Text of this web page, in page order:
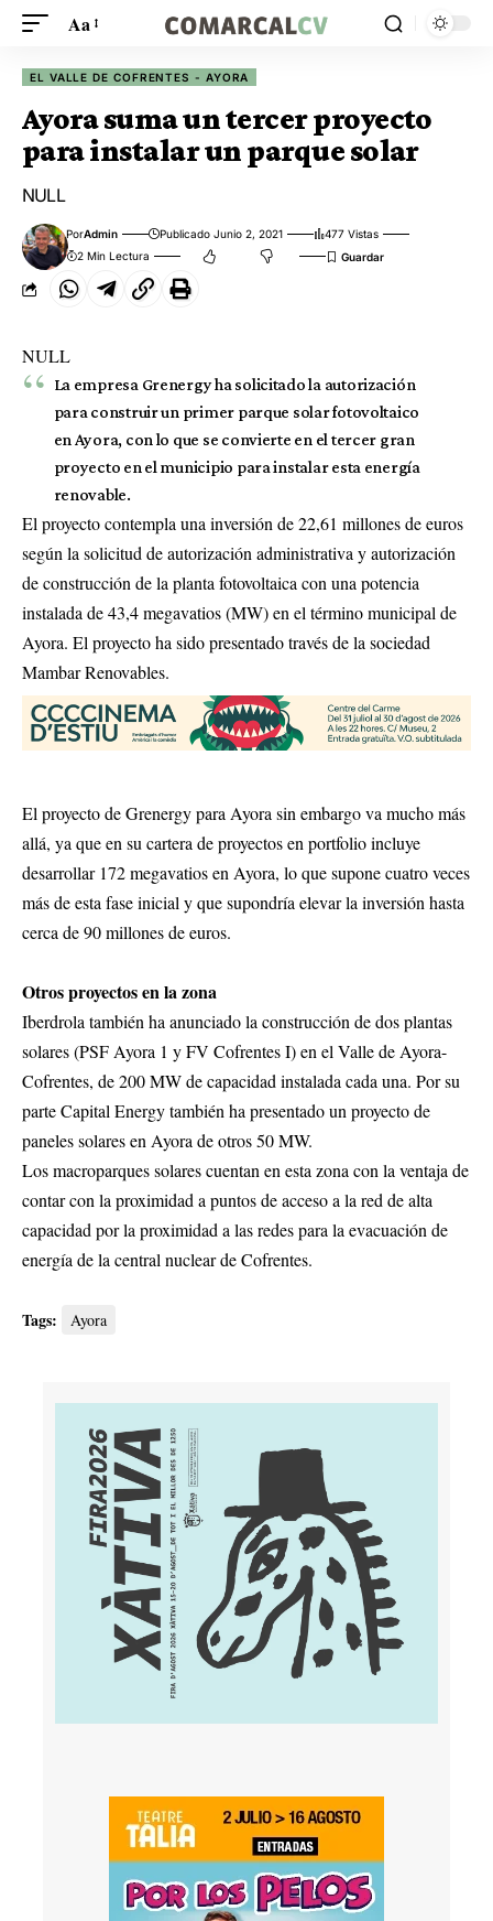
Aa
EL VALLE DE COFRENTES - AYORA
Ayora suma un tercer proyecto
para instalar un parque solar
NULL
PorAdmin Publicado Junio 2, 2021
477 Vistas
2 Min Lectura
NULL
La empresa Grenergy ha solicitado la autorización
para construir un primer parque solar fotovoltaico
en Ayora, con lo que se convierte en el tercer gran
proyecto en el municipio para instalar esta energía
renovable.
El proyecto contempla una inversión de 22,61 millones de euros
según la solicitud de autorización administrativa y autorización
de construcción de la planta fotovoltaica con una potencia
instalada de 43,4 megavatios (MW) en el término municipal de
Ayora. El proyecto ha sido presentado través de la sociedad
Mambar Renovables.
El proyecto de Grenergy para Ayora sin embargo va mucho más
allá, ya que en su cartera de proyectos en portfolio incluye
desarrollar 172 megavatios en Ayora, lo que supone cuatro veces
más de esta fase inicial y que supondría elevar la inversión hasta
cerca de 90 millones de euros.
Otros proyectos en la zona
Iberdrola también ha anunciado la construcción de dos plantas
solares (PSF Ayora 1 y FV Cofrentes I) en el Valle de Ayora-
Cofrentes, de 200 MW de capacidad instalada cada una. Por su
parte Capital Energy también ha presentado un proyecto de
paneles solares en Ayora de otros 50 MW.
Los macroparques solares cuentan en esta zona con la ventaja de
contar con la proximidad a puntos de acceso a la red de alta
capacidad por la proximidad a las redes para la evacuación de
energía de la central nuclear de Cofrentes.
Tags: Ayora